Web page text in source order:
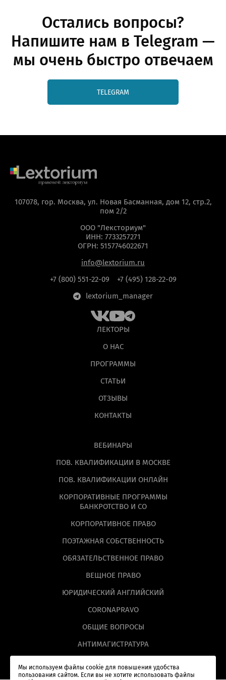
Остались вопросы?
Напишите нам в Telegram —
мы очень быстро отвечаем
TELEGRAM
Мы используем файлы cookie для повышения удобства
пользования сайтом. Если вы не хотите использовать файлы
107078, гор. Москва, ул. Новая Басманная, дом 12, стр.2,
пом 2/2
ООО "Лексториум"
ИНН: 7733257271
ОГРН: 5157746022671
info@lextorium.ru
+7 (800) 551-22-09
+7 (495) 128-22-09
lextorium_manager
ЛЕКТОРЫ
О НАС
ПРОГРАММЫ
СТАТЬИ
ОТЗЫВЫ
КОНТАКТЫ
ВЕБИНАРЫ
ПОВ. КВАЛИФИКАЦИИ В МОСКВЕ
ПОВ. КВАЛИФИКАЦИИ ОНЛАЙН
КОРПОРАТИВНЫЕ ПРОГРАММЫ
БАНКРОТСТВО И СО
КОРПОРАТИВНОЕ ПРАВО
ПОЭТАЖНАЯ СОБСТВЕННОСТЬ
ОБЯЗАТЕЛЬСТВЕННОЕ ПРАВО
ВЕЩНОЕ ПРАВО
ЮРИДИЧЕСКИЙ АНГЛИЙСКИЙ
CORONAPRAVO
ОБЩИЕ ВОПРОСЫ
АНТИМАГИСТРАТУРА